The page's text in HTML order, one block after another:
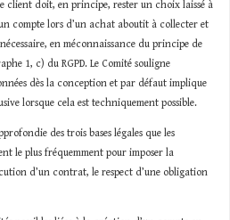
client doit, en principe, rester un choix laissé à
compte lors d’un achat aboutit à collecter et
en méconnaissance du principe de
1, c) du RGPD. Le Comité souligne
dès la conception et par défaut implique
lorsque cela est techniquement possible.
des trois bases légales que les
le plus fréquemment pour imposer la
d’un contrat, le respect d’une obligation